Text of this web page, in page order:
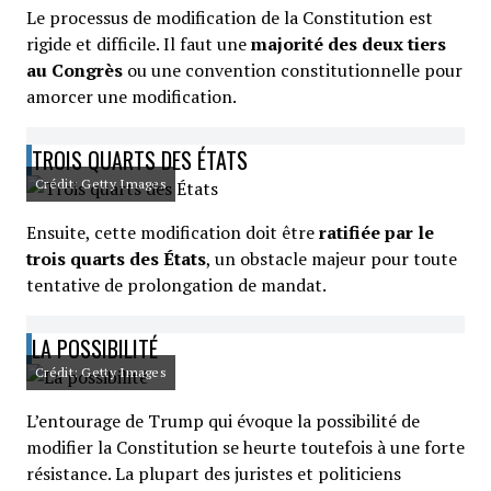
Le processus de modification de la Constitution est
rigide et difficile. Il faut unemajorité des deux tiers
au Congrès ou une convention constitutionnelle pour
amorcer une modification.
TROIS QUARTS DES ÉTATS
Crédit: Getty Images
Ensuite, cette modification doit êtreratifiée par le
trois quarts des États, un obstacle majeur pour toute
tentative de prolongation de mandat.
LA POSSIBILITÉ
Crédit: Getty Images
L’entourage de Trump qui évoque la possibilité de
modifier la Constitution se heurte toutefois à une forte
résistance. La plupart des juristes et politiciens